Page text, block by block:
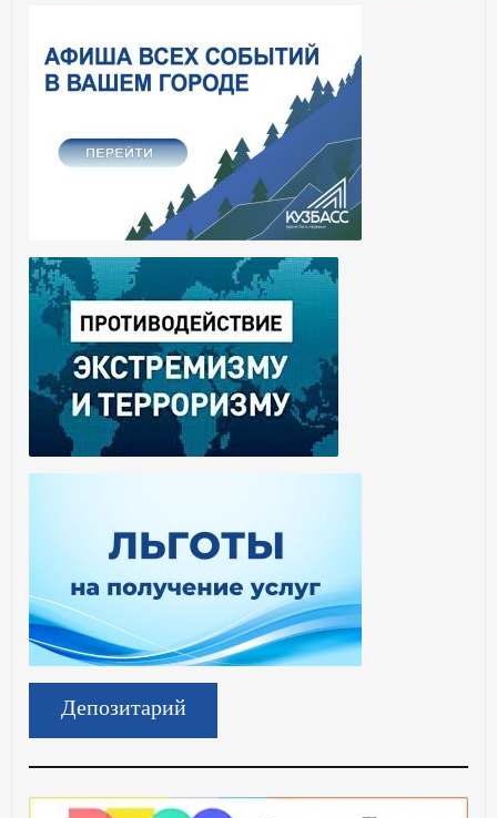
Депозитарий